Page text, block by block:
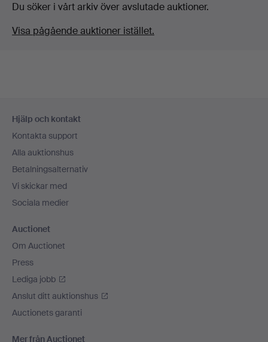
Du söker i vårt arkiv över avslutade auktioner.
Visa pågående auktioner istället.
Hjälp och kontakt
Kontakta support
Alla auktionshus
Betalningsalternativ
Vi skickar med
Sociala medier
Auctionet
Om Auctionet
Press
Lediga jobb
Anslut ditt auktionshus
Auctionets garanti
Mer från Auctionet